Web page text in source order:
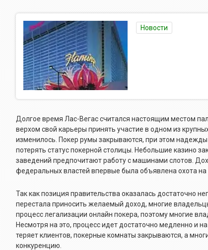
Новости
Долгое время Лас-Вегас считался настоящим местом
верхом свой карьеры принять участие в одном из
изменилось. Покер румы закрываются, при этом
потерять статус покерной столицы. Небольшие казино
заведений предпочитают работу с машинами слотов.
федеральных властей впервые была объявлена охота
Так как позиция правительства оказалась достаточно
перестала приносить желаемый доход, многие
процесс легализации онлайн покера, поэтому многие
Несмотря на это, процесс идет достаточно медленно и
теряет клиентов, покерные комнаты закрываются, а
конкуренцию.